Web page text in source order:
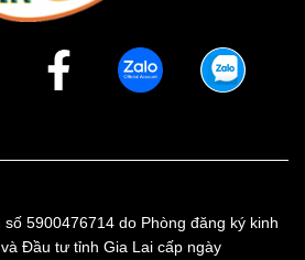
5900476714 do Phòng đăng ký kinh
Đầu tư tỉnh Gia Lai cấp ngày